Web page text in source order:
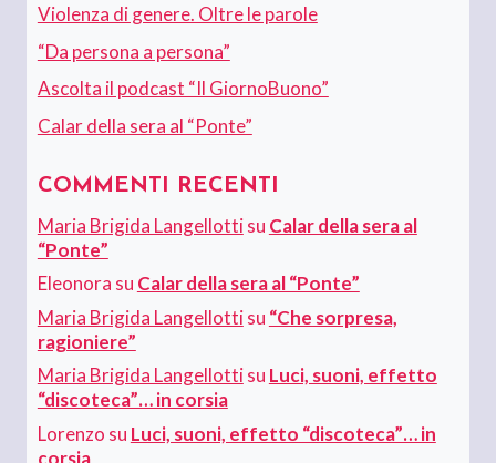
Violenza di genere. Oltre le parole
“Da persona a persona”
Ascolta il podcast “Il GiornoBuono”
Calar della sera al “Ponte”
COMMENTI RECENTI
Maria Brigida Langellottisu Calar della sera al
“Ponte”
Eleonora su Calar della sera al “Ponte”
Maria Brigida Langellottisu “Che sorpresa,
ragioniere”
Maria Brigida Langellottisu Luci, suoni, effetto
“discoteca”… in corsia
Lorenzo su Luci, suoni, effetto “discoteca”… in
corsia